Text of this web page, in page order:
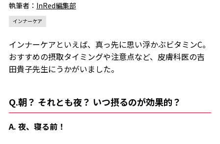
執筆者： InRed編集部
インナーケア
インナーケアといえば、真っ先に思い浮かぶビタミンC。
おすすめの摂取タイミングや注意点など、皮膚科医の吉
田貴子先生にうかがいました。
Q.朝？ それとも夜？ いつ摂るのが効果的？
A. 夜、寝る前！